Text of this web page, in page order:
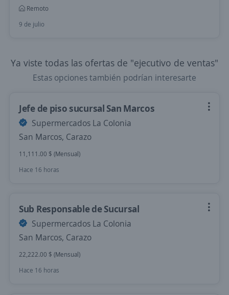
Remoto
9 de julio
Ya viste todas las ofertas de "ejecutivo de ventas"
Estas opciones también podrían interesarte
Jefe de piso sucursal San Marcos
Supermercados La Colonia
San Marcos, Carazo
11,111.00 $ (Mensual)
Hace 16 horas
Sub Responsable de Sucursal
Supermercados La Colonia
San Marcos, Carazo
22,222.00 $ (Mensual)
Hace 16 horas